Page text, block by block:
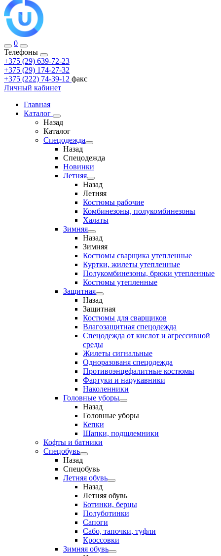
0
Телефоны
+375 (29) 639-72-23
+375 (29) 174-27-32
+375 (222) 74-39-12 факс
Личный кабинет
Главная
Каталог
Назад
Каталог
Спецодежда
Назад
Спецодежда
Новинки
Летняя
Назад
Летняя
Костюмы рабочие
Комбинезоны, полукомбинезоны
Халаты
Зимняя
Назад
Зимняя
Костюмы сварщика утепленные
Куртки, жилеты утепленные
Полукомбинезоны, брюки утепленные
Костюмы утепленные
Защитная
Назад
Защитная
Костюмы для сварщиков
Влагозащитная спецодежда
Спецодежда от кислот и агрессивной
среды
Жилеты сигнальные
Одноразованя спецодежда
Противоэнцефалитные костюмы
Фартуки и нарукавники
Наколенники
Головные уборы
Назад
Головные уборы
Кепки
Шапки, подшлемники
Кофты и батники
Спецобувь
Назад
Спецобувь
Летняя обувь
Назад
Летняя обувь
Ботинки, берцы
Полуботинки
Сапоги
Сабо, тапочки, туфли
Кроссовки
Зимняя обувь